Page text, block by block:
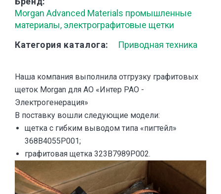
Morgan Advanced Materials промышленные
материалы, электрографитовые щетки
Категория каталога
Приводная техника
Наша компания выполнила отгрузку графитовых
щеток Morgan для АО «Интер РАО -
Электрогенерация»
В поставку вошли следующие модели:
щетка с гибким выводом типа «пигтейл»
368B4055P001;
графитовая щетка 323B7989P002.